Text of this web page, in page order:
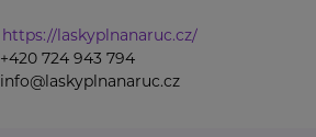
https://laskyplnanaruc.cz/
+420 724 943 794
info@laskyplnanaruc.cz